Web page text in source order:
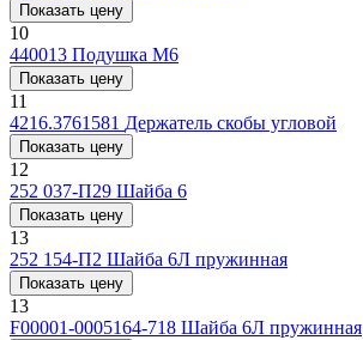
Показать цену
10
440013 Подушка М6
Показать цену
11
4216.3761581 Держатель скобы угловой
Показать цену
12
252 037-П29 Шайба 6
Показать цену
13
252 154-П2 Шайба 6Л пружинная
Показать цену
13
F00001-0005164-718 Шайба 6Л пружинная